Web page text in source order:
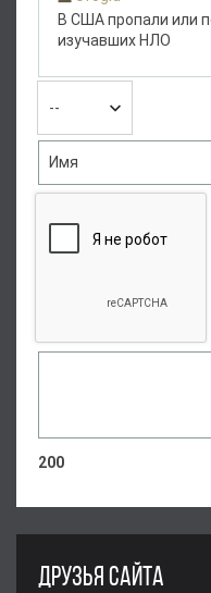
200
ДРУЗЬЯ САЙТА